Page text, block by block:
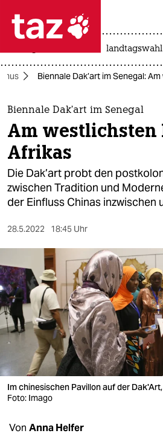
 taz zahl ich
taz zahl ich
themen
politik
öko
gesellschaft
sport
berlin
nord
wahrheit
verlag
verlag
veranstaltungen
shop
Biennale Dak’art im Senegal:
Biennale Dak’art im Senegal
Am westlichsten
Afrikas
Die Dak’art probt den
zwischen Tradition und
der Einfluss Chinas inzwischen
28.5.2022 18:45 Uhr
Im chinesischen Pavillon auf der
Foto: Imago
Von Anna Helfer